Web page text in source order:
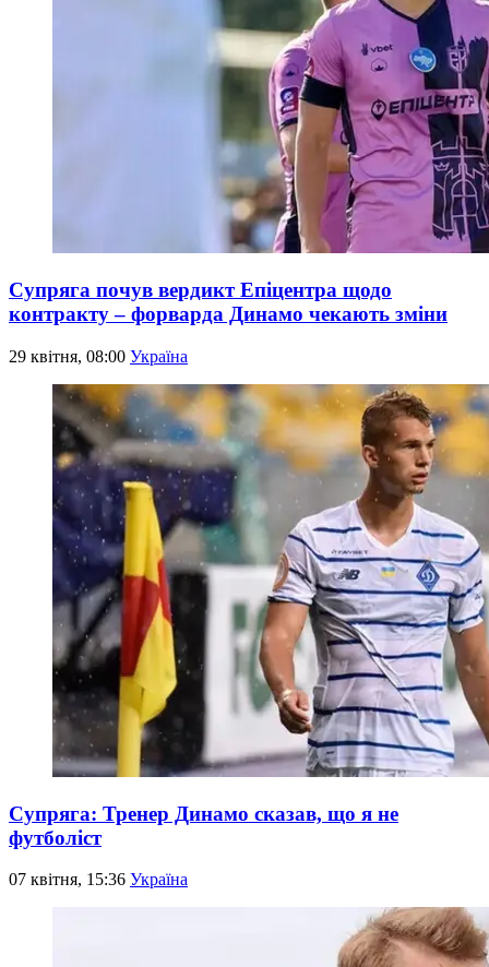
Супряга почув вердикт Епіцентра щодо
контракту – форварда Динамо чекають зміни
29 квітня, 08:00 Україна
Супряга: Тренер Динамо сказав, що я не
футболіст
07 квітня, 15:36 Україна